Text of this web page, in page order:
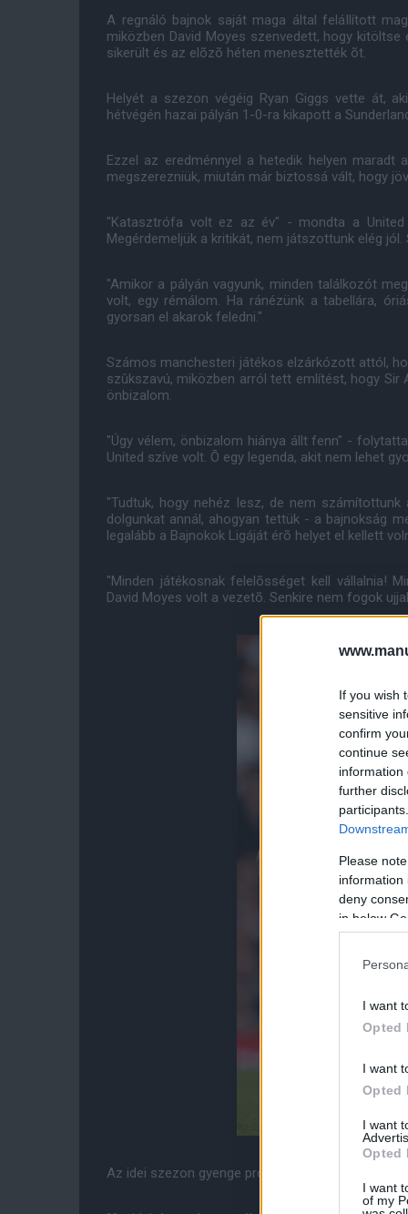
If you wish
sensitive
confirm
continue
information
further
Please
information
deny
in below
I want
Opted
I want
Opted
I want
Opted
I want
of my
A regnáló bajnok saját maga által felállított
miközben David Moyes szenvedett, hogy
sikerült és az elõzõ héten menesztették õt.
Helyét a szezon végéig Ryan Giggs vette át,
hétvégén hazai pályán 1-0-ra kikapott a
Ezzel az eredménnyel a hetedik helyen
megszerezniük, miután már biztossá vált, hogy
"Katasztrófa volt ez az év" - mondta a United
Megérdemeljük a kritikát, nem játszottunk elég
"Amikor a pályán vagyunk, minden találkozót
volt, egy rémálom. Ha ránézünk a tabellára,
gyorsan el akarok feledni."
Számos manchesteri játékos elzárkózott attól,
szûkszavú, miközben arról tett említést, hogy
önbizalom.
"Úgy vélem, önbizalom hiánya állt fenn" -
United szíve volt. Õ egy legenda, akit nem lehet
"Tudtuk, hogy nehéz lesz, de nem
dolgunkat annál, ahogyan tettük - a bajnokság
legalább a Bajnokok Ligáját érõ helyet el kellett
"Minden játékosnak felelõsséget kell vállalnia!
David Moyes volt a vezetõ. Senkire nem fogok
Az idei szezon gyenge produkciója ellenére a